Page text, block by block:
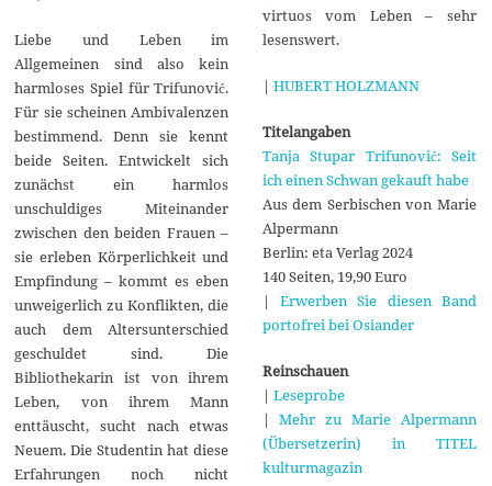
Liebe und Leben im
Allgemeinen sind also kein
harmloses Spiel für Trifunović.
Für sie scheinen Ambivalenzen
bestimmend. Denn sie kennt
beide Seiten. Entwickelt sich
zunächst ein harmlos
unschuldiges Miteinander
zwischen den beiden Frauen –
sie erleben Körperlichkeit und
Empfindung – kommt es eben
unweigerlich zu Konflikten, die
auch dem Altersunterschied
geschuldet sind. Die
Bibliothekarin ist von ihrem
Leben, von ihrem Mann
enttäuscht, sucht nach etwas
Neuem. Die Studentin hat diese
Erfahrungen noch nicht
virtuos vom Leben – sehr
lesenswert.
| HUBERT HOLZMANN
Titelangaben
Tanja Stupar Trifunović: Seit
ich einen Schwan gekauft habe
Aus dem Serbischen von Marie
Alpermann
Berlin: eta Verlag 2024
140 Seiten, 19,90 Euro
| Erwerben Sie diesen Band
portofrei bei Osiander
Reinschauen
| Leseprobe
| Mehr zu Marie Alpermann
(Übersetzerin) in TITEL
kulturmagazin